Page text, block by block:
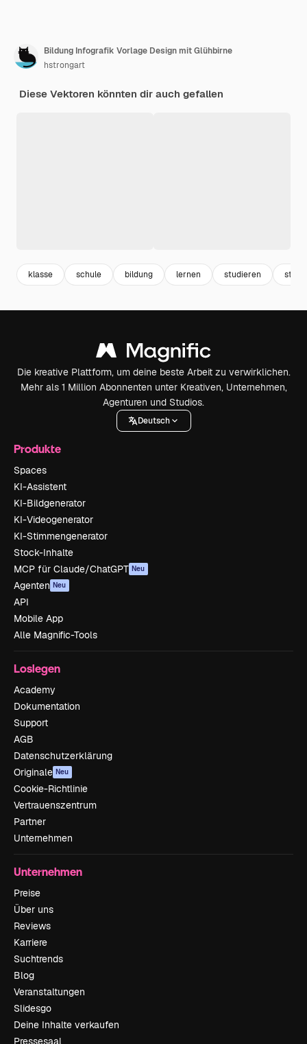
Bildung Infografik Vorlage Design mit Glühbirne
hstrongart
Diese Vektoren könnten dir auch gefallen
klasse schule bildung lernen studieren
Die kreative Plattform, um deine beste Arbeit zu verwirklichen.
Mehr als 1 Million Abonnenten unter Kreativen, Unternehmen,
Agenturen und Studios.
Deutsch
Produkte
Spaces
KI-Assistent
KI-Bildgenerator
KI-Videogenerator
KI-Stimmengenerator
Stock-Inhalte
MCP für Claude/ChatGPT Neu
Agenten Neu
API
Mobile App
Alle Magnific-Tools
Loslegen
Academy
Dokumentation
Support
AGB
Datenschutzerklärung
Originale Neu
Cookie-Richtlinie
Vertrauenszentrum
Partner
Unternehmen
Unternehmen
Preise
Über uns
Reviews
Karriere
Suchtrends
Blog
Veranstaltungen
Slidesgo
Deine Inhalte verkaufen
Pressesaal